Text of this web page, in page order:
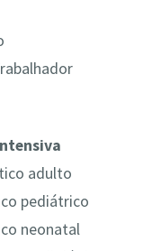
adulto
pediátrico
neonatal